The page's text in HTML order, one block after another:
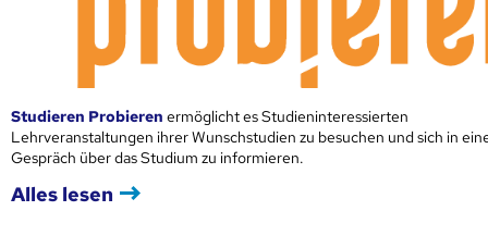
Studieren Probieren ermöglicht es Studieninteressierten
Lehrveranstaltungen ihrer Wunschstudien zu besuchen und sich in
Gespräch über das Studium zu informieren.
Alles lesen